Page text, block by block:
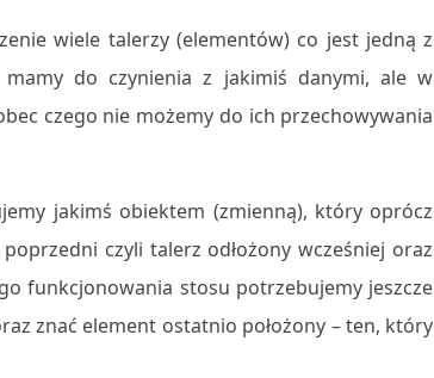
wiele talerzy (elementów) co jest jedną z
do czynienia z jakimiś danymi, ale w
czego nie możemy do ich przechowywania
jakimś obiektem (zmienną), który oprócz
czyli talerz odłożony wcześniej oraz
funkcjonowania stosu potrzebujemy jeszcze
znać element ostatnio położony – ten, który